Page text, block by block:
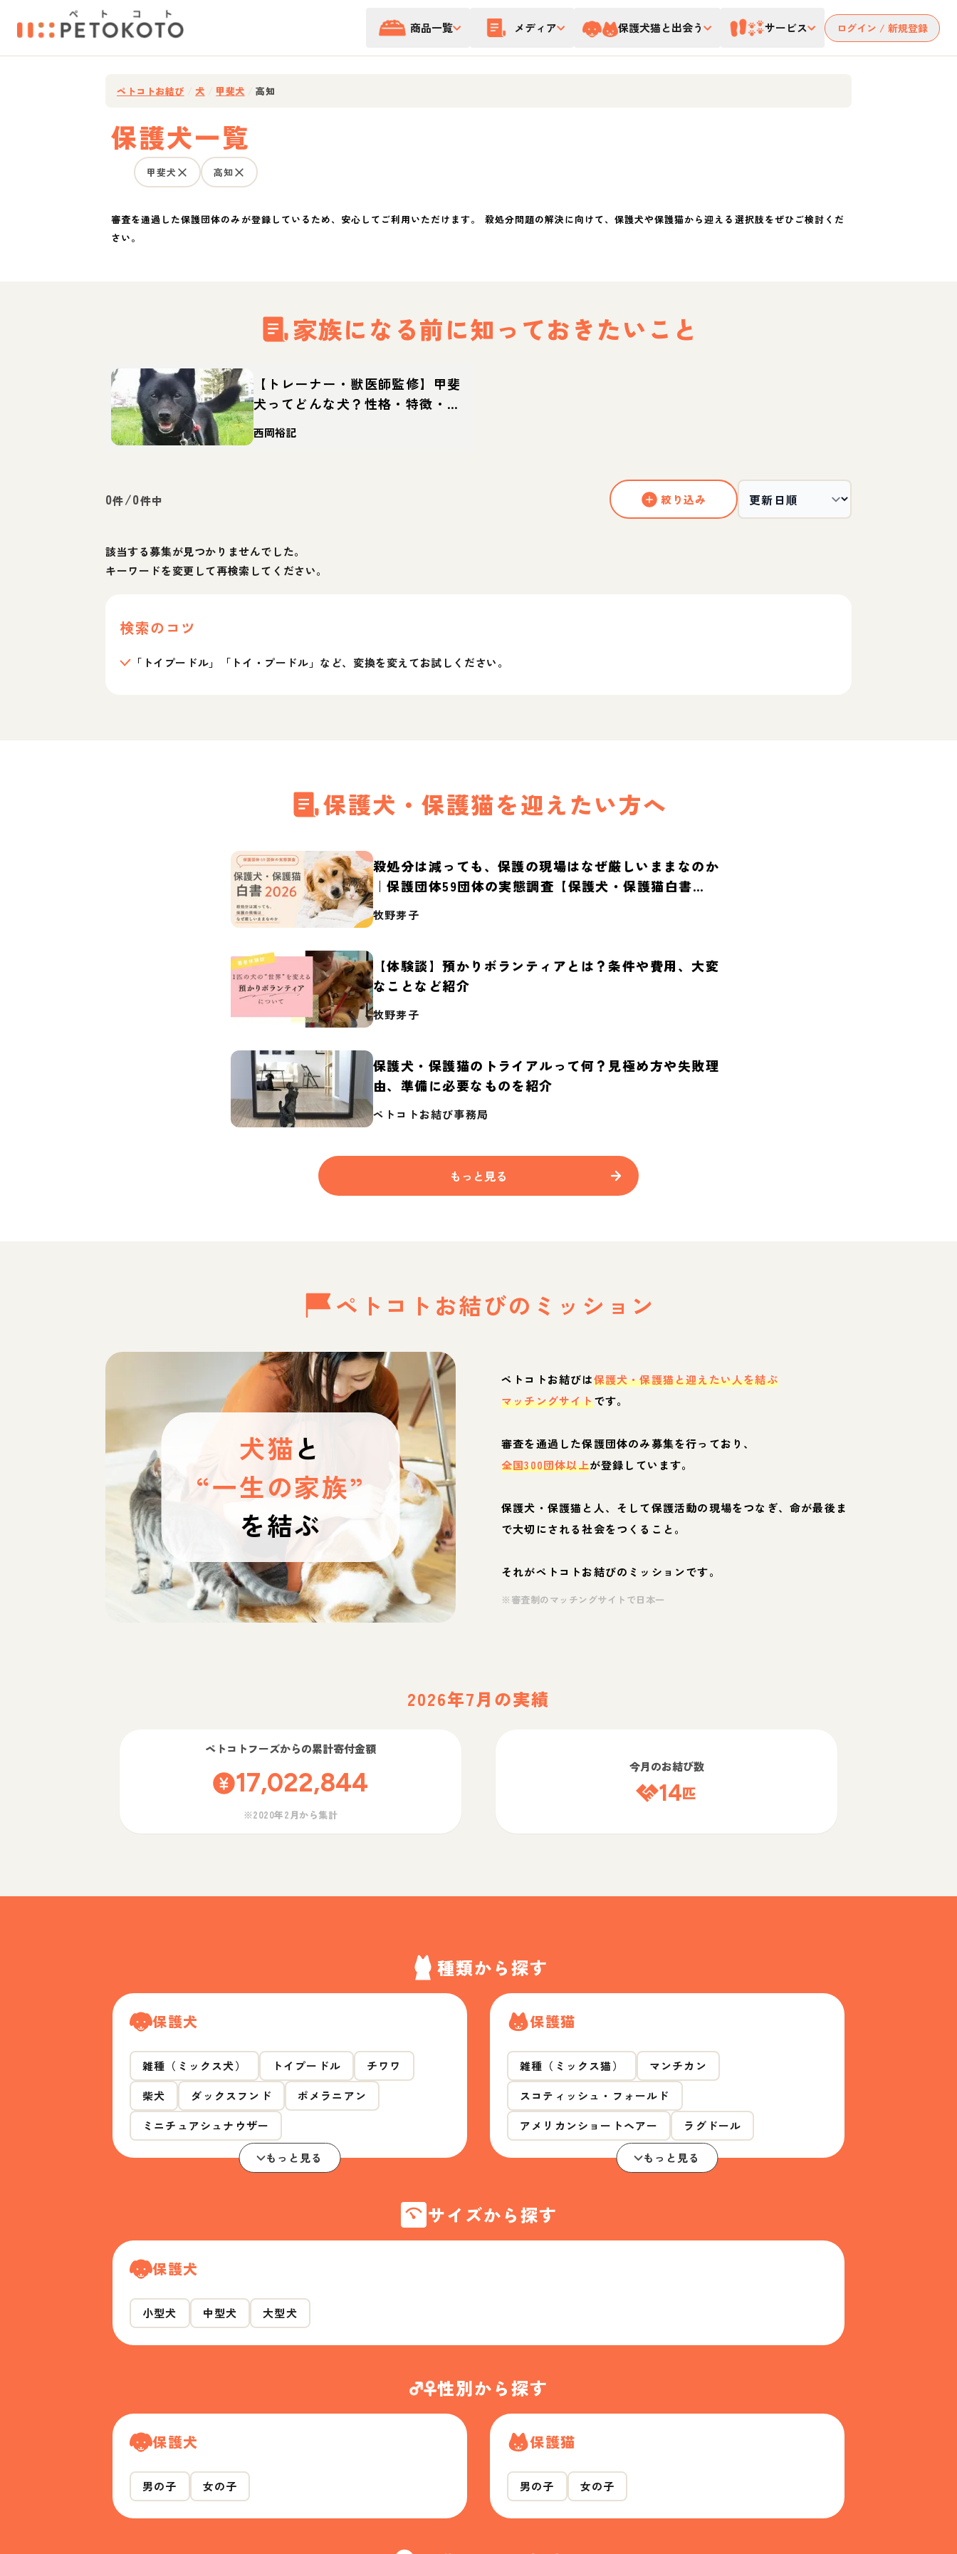
商品一覧 メディア 保護犬猫と出会う サービス ログイン / 新規登録
ペトコトお結び 犬 甲斐犬 高知
保護犬一覧
甲斐犬 高知
審査を通過した保護団体のみが登録しているため、安心してご利用いただけます。 殺処分問題の解決に向けて、保護犬や保護猫から迎える選択肢をぜひご検討くだ
さい。
家族になる前に知っておきたいこと
【トレーナー・獣医師監修】甲斐
犬ってどんな犬？性格・特徴・育
て方・迎え方
西岡裕記
0件/0件中 絞り込み
該当する募集が見つかりませんでした。
キーワードを変更して再検索してください。
検索のコツ
「トイプードル」「トイ・プードル」など、変換を変えてお試しください。
保護犬・保護猫を迎えたい方へ
殺処分は減っても、保護の現場はなぜ厳しいままなのか
｜保護団体59団体の実態調査【保護犬・保護猫白書
2026】
牧野芽子
【体験談】預かりボランティアとは？条件や費用、大変
なことなど紹介
牧野芽子
保護犬・保護猫のトライアルって何？見極め方や失敗理
由、準備に必要なものを紹介
ペトコトお結び事務局
もっと見る
ペトコトお結びの ミッション
犬猫と
“一生の家族”
を結ぶ
ペトコトお結びは保護犬・保護猫と迎えたい人を結ぶ
マッチングサイトです。
審査を通過した保護団体のみ募集を行っており、
全国300団体以上が登録しています。
保護犬・保護猫と人、そして保護活動の現場をつなぎ、命が最後ま
で大切にされる社会をつくること。
それがペトコトお結びのミッションです。
※審査制のマッチングサイトで日本一
2026年7月の実績
ペトコトフーズからの累計寄付金額
17,022,844
※2020年2月から集計
今月のお結び数
14匹
種類から探す
保護犬
雑種（ミックス犬） トイプードル
チワワ
柴犬
ダックスフンド
ポメラニアン
ミニチュアシュナウザー
もっと見る
保護猫
雑種（ミックス猫）
マンチカン
スコティッシュ・フォールド
アメリカンショートヘアー
ラグドール
もっと見る
サイズから探す
保護犬
小型犬 中型犬 大型犬
性別から探す
保護犬
男の子 女の子
保護猫
男の子 女の子